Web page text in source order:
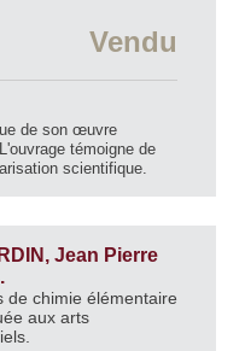
Vendu
de son œuvre
témoigne de
scientifique.
Jean Pierre
de chimie élémentaire
aux arts